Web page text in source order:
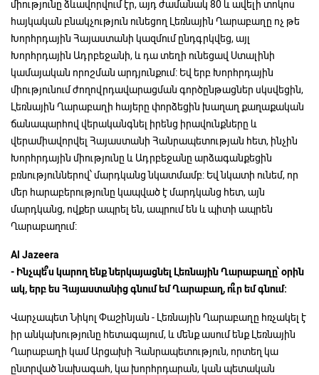
միությունը ձևավորվում էր, այդ ժամանակ 80 և ավելի տոկոս
հայկական բնակչություն ունեցող Լեռնային Ղարաբաղը ոչ թե
Խորհրդային Հայաստանի կազմում ընդգրկվեց, այլ
Խորհրդային Ադրբեջանի, և դա տեղի ունեցավ Ստալինի
կամայական որոշման արդյունքում: Եվ երբ Խորհրդային
միությունում ժողովրդավարացման գործընթացներ սկսվեցին,
Լեռնային Ղարաբաղի հայերը փորձեցին խաղաղ քաղաքական
ճանապարհով վերականգնել իրենց իրավունքները և
վերամիավորվել Հայաստանի Հանրապետության հետ, ինչին
Խորհրդային միությունը և Ադրբեջանը արձագանքեցին
բռնություններով՝ մարդկանց նկատմամբ: Եվ նկատի ունեմ, որ
մեր հարաբերությունը կապված է մարդկանց հետ, այն
մարդկանց, ովքեր ապրել են, ապրում են և պիտի ապրեն
Ղարաբաղում:
Al Jazeera
- Ինչպե՞սկարողենքներկայացնել ԼեռնայինՂարաբաղը՝օրին
ակ,երբեսՀայաստանիցգնումեմՂարաբաղ,ո՞ւրեմգնում:
Վարչապետ Նիկոլ Փաշինյան - Լեռնային Ղարաբաղը հռչակել է
իր անկախությունը հետագայում, և մենք ասում ենք Լեռնային
Ղարաբաղի կամ Արցախի Հանրապետություն, որտեղ կա
ընտրված նախագահ, կա խորհրդարան, կան պետական